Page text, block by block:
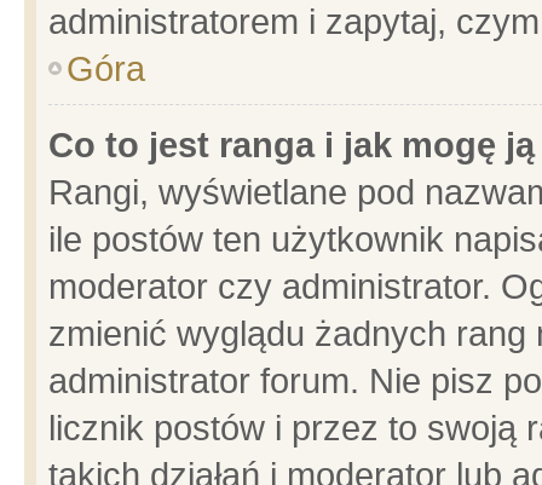
administratorem i zapytaj,
Góra
Co to jest ranga i jak mogę
Rangi, wyświetlane pod
ile postów ten użytkownik
moderator czy administrator.
zmienić wyglądu żadnych
administrator forum. Nie pisz
licznik postów i przez to swoją
takich działań i moderator lub